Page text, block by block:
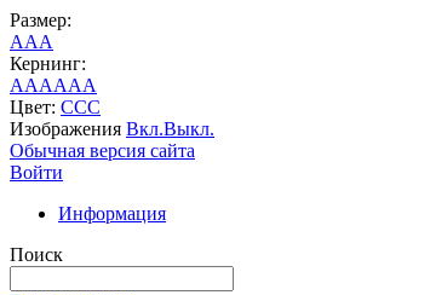
Размер:
AAA
Кернинг:
AAAAAA
Цвет: CCC
Изображения Вкл.Выкл.
Обычная версия сайта
Войти
Информация
Поиск